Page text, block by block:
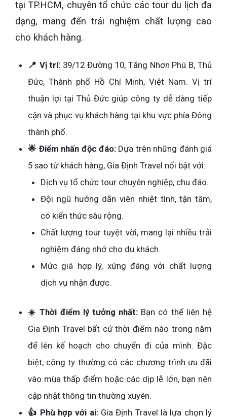
tại TP.HCM, chuyên tổ chức các tour du lịch đa
dạng, mang đến trải nghiệm chất lượng cao
cho khách hàng.
📍 Vị trí: 39/12 Đường 10, Tăng Nhơn Phú B, Thủ
Đức, Thành phố Hồ Chí Minh, Việt Nam. Vị trí
thuận lợi tại Thủ Đức giúp công ty dễ dàng tiếp
cận và phục vụ khách hàng tại khu vực phía Đông
thành phố.
🌟 Điểm nhấn độc đáo: Dựa trên những đánh giá
5 sao từ khách hàng, Gia Định Travel nổi bật với:
Dịch vụ tổ chức tour chuyên nghiệp, chu đáo.
Đội ngũ hướng dẫn viên nhiệt tình, tận tâm,
có kiến thức sâu rộng.
Chất lượng tour tuyệt vời, mang lại nhiều trải
nghiệm đáng nhớ cho du khách.
Mức giá hợp lý, xứng đáng với chất lượng
dịch vụ nhận được.
☀️ Thời điểm lý tưởng nhất: Bạn có thể liên hệ
Gia Định Travel bất cứ thời điểm nào trong năm
để lên kế hoạch cho chuyến đi của mình. Đặc
biệt, công ty thường có các chương trình ưu đãi
vào mùa thấp điểm hoặc các dịp lễ lớn, bạn nên
cập nhật thông tin thường xuyên.
👍 Phù hợp với ai:Gia Định Travel là lựa chọn lý